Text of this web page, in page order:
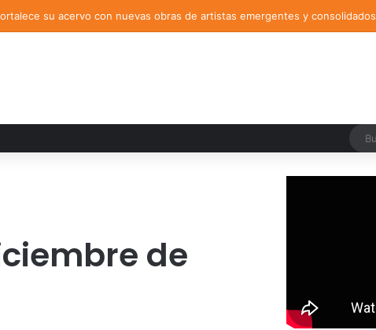
su acervo con nuevas obras de artistas emergentes y consolidados
de